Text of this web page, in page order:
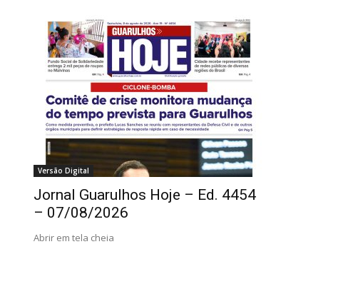
Versão Digital
Jornal Guarulhos Hoje – Ed. 4454
– 07/08/2026
Abrir em tela cheia